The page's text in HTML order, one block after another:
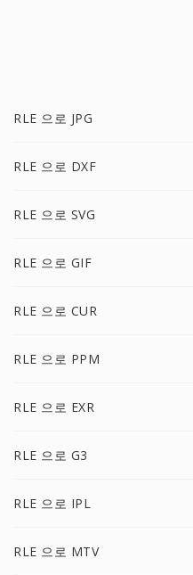
RLE 으로 JPG
RLE 으로 DXF
RLE 으로 SVG
RLE 으로 GIF
RLE 으로 CUR
RLE 으로 PPM
RLE 으로 EXR
RLE 으로 G3
RLE 으로 IPL
RLE 으로 MTV